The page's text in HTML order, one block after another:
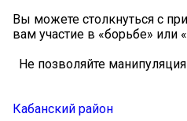
Вы можете столкнуться с
вам участие в «борьбе» или
Не позволяйте
Кабанский район